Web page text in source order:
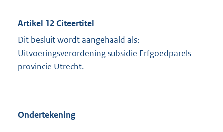
Artikel 12 Citeertitel
Dit besluit wordt aangehaald als:
Uitvoeringsverordening subsidie Erfgoedparels
provincie Utrecht.
Ondertekening